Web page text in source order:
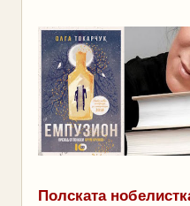
Полската